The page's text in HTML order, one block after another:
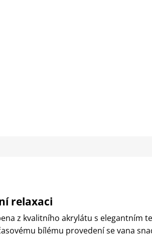
relaxaci
z kvalitního akrylátu s elegantním
bílému provedení se vana